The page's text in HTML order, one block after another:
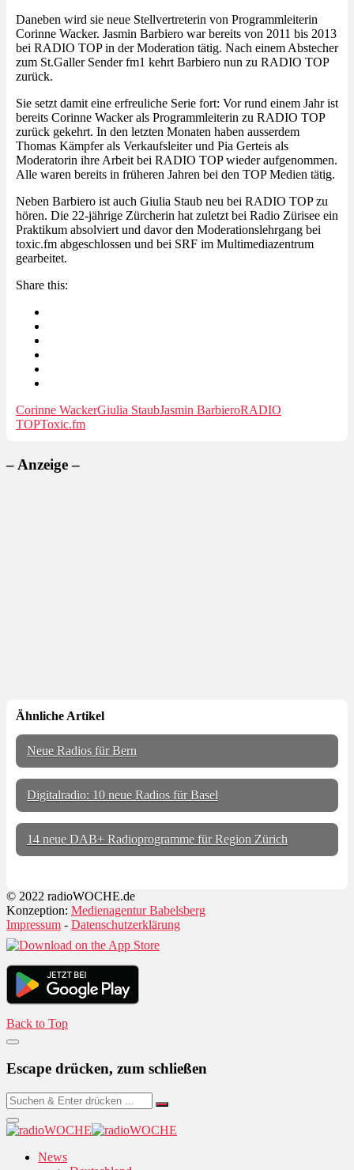
Daneben wird sie neue Stellvertreterin von Programmleiterin
Corinne Wacker. Jasmin Barbiero war bereits von 2011 bis 2013
bei RADIO TOP in der Moderation tätig. Nach einem Abstecher
zum St.Galler Sender fm1 kehrt Barbiero nun zu RADIO TOP
zurück.
Sie setzt damit eine erfreuliche Serie fort: Vor rund einem Jahr ist
bereits Corinne Wacker als Programmleiterin zu RADIO TOP
zurück gekehrt. In den letzten Monaten haben ausserdem
Thomas Kämpfer als Verkaufsleiter und Pia Gerteis als
Moderatorin ihre Arbeit bei RADIO TOP wieder aufgenommen.
Alle waren bereits in früheren Jahren bei den TOP Medien tätig.
Neben Barbiero ist auch Giulia Staub neu bei RADIO TOP zu
hören. Die 22-jährige Zürcherin hat zuletzt bei Radio Zürisee ein
Praktikum absolviert und davor den Moderationslehrgang bei
toxic.fm abgeschlossen und bei SRF im Multimediazentrum
gearbeitet.
Share this:
Corinne WackerGiulia StaubJasmin BarbieroRADIO
TOPToxic.fm
– Anzeige –
Ähnliche Artikel
Neue Radios für Bern
Digitalradio: 10 neue Radios für Basel
14 neue DAB+ Radioprogramme für Region Zürich
© 2022 radioWOCHE.de
Konzeption: Medienagentur Babelsberg
Impressum - Datenschutzerklärung
Back to Top
Escape drücken, zum schließen
News